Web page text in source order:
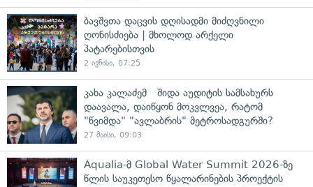
ბავშვთა დაცვის დღისადმი მიძღვნილი
ღონისძიება | მხოლოდ არქელი
პატარებისთვის
2 ივნისი, 07:25
კახა კალაძემ შიდა აუდიტის სამსახურს
დაავალა, დაიწყონ მოკვლვეა, რატომ
"წვიმდა" "ავლაბრის" მეტროსადგურში?
27 მაისი, 09:03
Aqualia-მ Global Water Summit 2026-ზე
წლის საუკეთესო წყალარინების პროექტის